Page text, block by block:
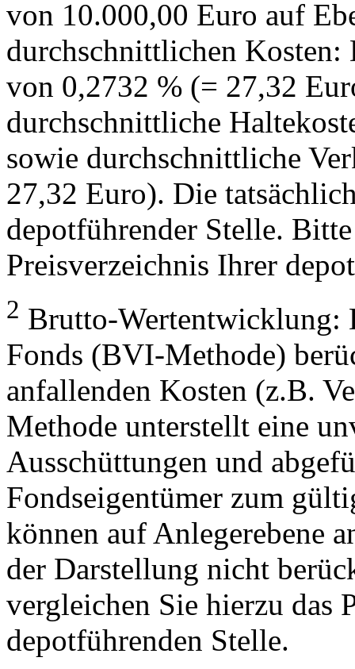
von 10.000,00 Euro auf
durchschnittlichen
von 0,2732 % (= 27,32
durchschnittliche
sowie durchschnittliche
27,32 Euro). Die
depotführender Stelle.
Preisverzeichnis Ihrer
2 Brutto-Wertentwicklung:
Fonds (BVI-Methode)
anfallenden Kosten (z.B.
Methode unterstellt eine
Ausschüttungen und
Fondseigentümer zum
können auf Anlegerebene
der Darstellung nicht
vergleichen Sie hierzu das
depotführenden Stelle.